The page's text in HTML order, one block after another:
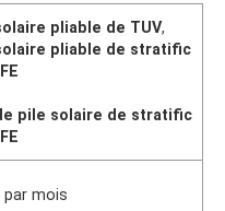
pliable de TUV,
pliable de stratific
pile solaire de stratific
par mois